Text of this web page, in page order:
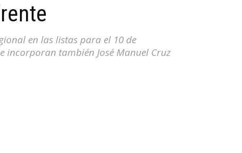
en las listas para el 10 de
incorporan también José Manuel Cruz